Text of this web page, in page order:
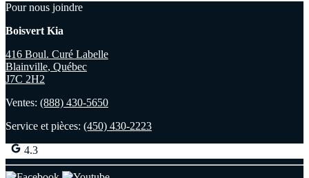
Pour nous joindre
Boisvert Kia
416 Boul. Curé Labelle
Blainville, Québec
J7C 2H2
Ventes: (888) 430-5650
Service et pièces: (450) 430-2223
4.3